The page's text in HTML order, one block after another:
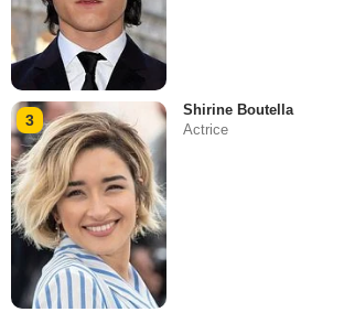
3
Shirine Boutella
Actrice